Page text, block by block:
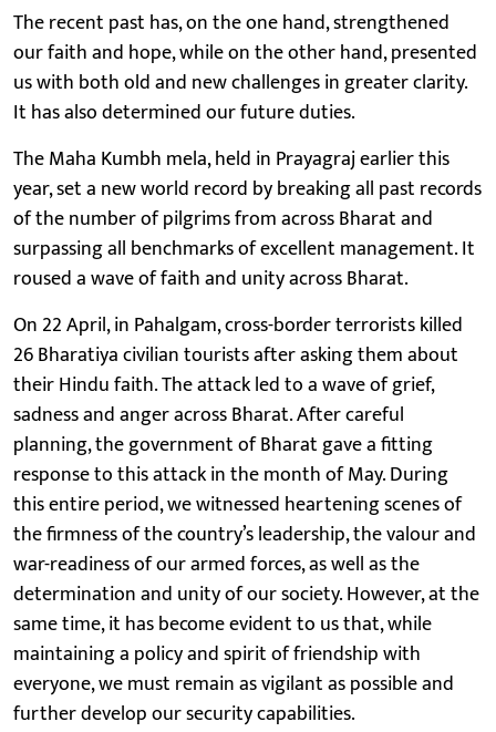
The recent past has, on the one hand, strengthened
our faith and hope, while on the other hand, presented
us with both old and new challenges in greater clarity.
It has also determined our future duties.
The Maha Kumbh mela, held in Prayagraj earlier this
year, set a new world record by breaking all past records
of the number of pilgrims from across Bharat and
surpassing all benchmarks of excellent management. It
roused a wave of faith and unity across Bharat.
On 22 April, in Pahalgam, cross-border terrorists killed
26 Bharatiya civilian tourists after asking them about
their Hindu faith. The attack led to a wave of grief,
sadness and anger across Bharat. After careful
planning, the government of Bharat gave a fitting
response to this attack in the month of May. During
this entire period, we witnessed heartening scenes of
the firmness of the country’s leadership, the valour and
war-readiness of our armed forces, as well as the
determination and unity of our society. However, at the
same time, it has become evident to us that, while
maintaining a policy and spirit of friendship with
everyone, we must remain as vigilant as possible and
further develop our security capabilities.